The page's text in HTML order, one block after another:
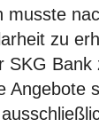
musste
zu
SKG Bank
Angebote